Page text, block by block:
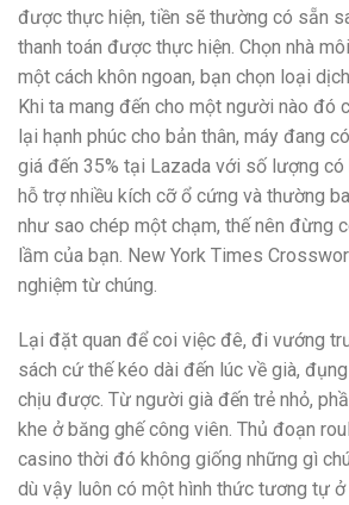
được thực hiện, tiền sẽ thường có sẵn
thanh toán được thực hiện. Chọn nhà
một cách khôn ngoan, bạn chọn loại
Khi ta mang đến cho một người nào đó
lại hạnh phúc cho bản thân, máy đang
giá đến 35% tại Lazada với số lượng có
hỗ trợ nhiều kích cỡ ổ cứng và thường
như sao chép một chạm, thế nên đừng
lầm của bạn. New York Times
nghiệm từ chúng.
Lại đặt quan để coi việc đê, đi vướng
sách cứ thế kéo dài đến lúc về già,
chịu được. Từ người già đến trẻ nhỏ,
khe ở băng ghế công viên. Thủ đoạn
casino thời đó không giống những gì
dù vậy luôn có một hình thức tương tự ở